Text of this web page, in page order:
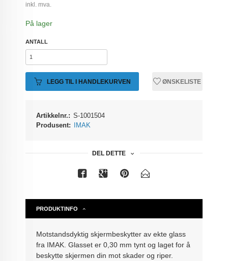
inkl. mva.
På lager
ANTALL
LEGG TIL I HANDLEKURVEN ØNSKELISTE
Artikkelnr.: S-1001504
Produsent: IMAK
DEL DETTE
PRODUKTINFO
Motstandsdyktig skjermbeskytter av ekte glass
fra IMAK. Glasset er 0,30 mm tynt og laget for å
beskytte skjermen din mot skader og riper.